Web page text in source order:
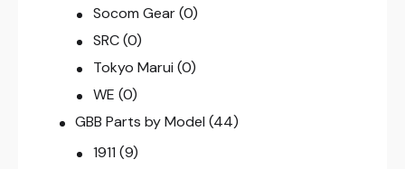
Socom Gear (0)
SRC (0)
Tokyo Marui (0)
WE (0)
GBB Parts by Model (44)
1911 (9)